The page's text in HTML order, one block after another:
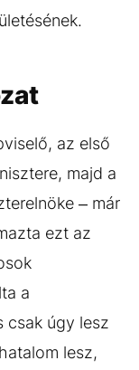
az első
majd a
– már
ezt az
a
csak úgy lesz
lesz,